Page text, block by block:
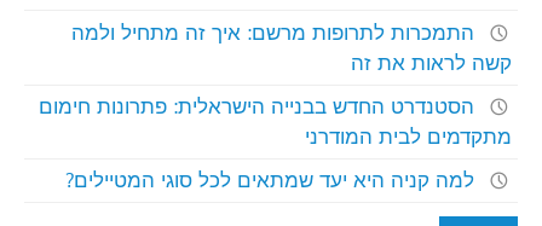
התמכרות לתרופות מרשם: איך זה מתחיל ולמה
קשה לראות את זה
הסטנדרט החדש בבנייה הישראלית: פתרונות חימום
מתקדמים לבית המודרני
למה קניה היא יעד שמתאים לכל סוגי המטיילים?